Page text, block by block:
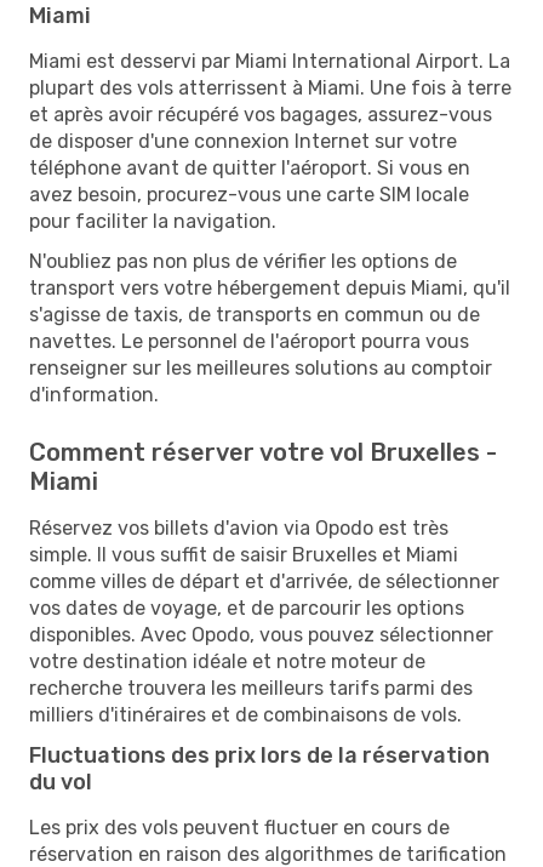
Miami
Miami est desservi par Miami International Airport. La
plupart des vols atterrissent à Miami. Une fois à terre
et après avoir récupéré vos bagages, assurez-vous
de disposer d'une connexion Internet sur votre
téléphone avant de quitter l'aéroport. Si vous en
avez besoin, procurez-vous une carte SIM locale
pour faciliter la navigation.
N'oubliez pas non plus de vérifier les options de
transport vers votre hébergement depuis Miami, qu'il
s'agisse de taxis, de transports en commun ou de
navettes. Le personnel de l'aéroport pourra vous
renseigner sur les meilleures solutions au comptoir
d'information.
Comment réserver votre vol Bruxelles -
Miami
Réservez vos billets d'avion via Opodo est très
simple. Il vous suffit de saisir Bruxelles et Miami
comme villes de départ et d'arrivée, de sélectionner
vos dates de voyage, et de parcourir les options
disponibles. Avec Opodo, vous pouvez sélectionner
votre destination idéale et notre moteur de
recherche trouvera les meilleurs tarifs parmi des
milliers d'itinéraires et de combinaisons de vols.
Fluctuations des prix lors de la réservation
du vol
Les prix des vols peuvent fluctuer en cours de
réservation en raison des algorithmes de tarification